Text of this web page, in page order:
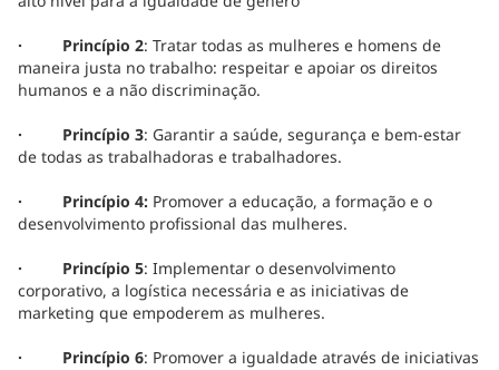
· Princípio 2: Tratar todas as mulheres e homens de
maneira justa no trabalho: respeitar e apoiar os direitos
humanos e a não discriminação.
· Princípio 3: Garantir a saúde, segurança e bem-estar
de todas as trabalhadoras e trabalhadores.
· Princípio 4: Promover a educação, a formação e o
desenvolvimento profissional das mulheres.
· Princípio 5: Implementar o desenvolvimento
corporativo, a logística necessária e as iniciativas de
marketing que empoderem as mulheres.
· Princípio 6: Promover a igualdade através de iniciativas